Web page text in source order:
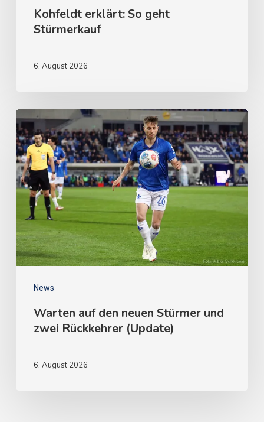
Kohfeldt erklärt: So geht
Stürmerkauf
6. August 2026
News
Warten auf den neuen Stürmer und
zwei Rückkehrer (Update)
6. August 2026